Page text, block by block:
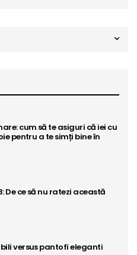
cum să te asiguri că iei cu
pentru a te simți bine în
De ce să nu ratezi această
versus pantofi eleganti